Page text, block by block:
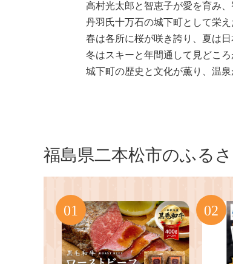
高村光太郎と智恵子が愛を育み
丹羽氏十万石の城下町として栄え
春は各所に桜が咲き誇り、夏は
冬はスキーと年間通して見どころ
城下町の歴史と文化が薫り、温
福島県二本松市のふる